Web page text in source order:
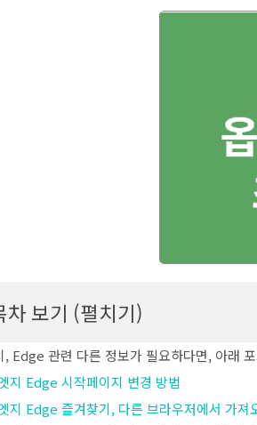
차 보기 (펼치기)
도우10 엣지 Edge 각종 오류
, Edge 관련 다른 정보가 필요하다면, 아래
지 Edge 시작페이지 변경 방법
지 Edge 즐겨찾기, 다른 브라우저에서 가져